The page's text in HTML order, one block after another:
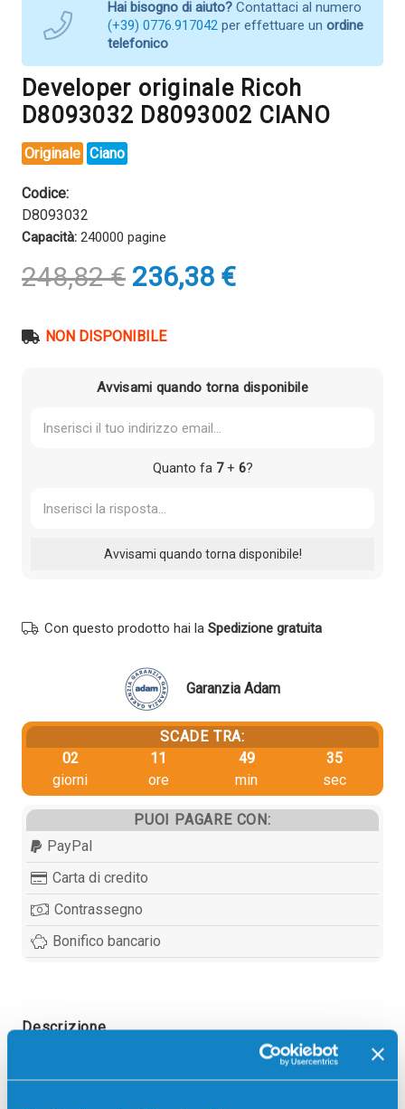
Hai bisogno di aiuto? Contattaci al numero
(+39) 0776.917042 per effettuare un ordine
telefonico
Developer originale Ricoh
D8093032 D8093002 CIANO
Originale Ciano
Codice:
D8093032
Capacità: 240000 pagine
248,82€ Il
prezzo
era:
236,38 €Il
prezzo
NON DISPONIBILE
Avvisami quando torna disponibile
Quanto fa 7+ 6?
Con questo prodotto hai la Spedizione gratuita
Garanzia Adam
SCADE TRA:
02
giorni
11
ore
49
min
35
sec
PUOI PAGARE CON:
PayPal
Carta di credito
Contrassegno
Bonifico bancario
Descrizione
Developer originale Ricoh D8093032 D8093002